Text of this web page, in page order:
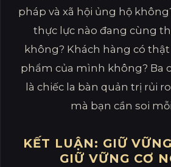
pháp và xã hội ủng hộ
thực lực nào đang cùng
không? Khách hàng có thật
phẩm của mình không? Ba
là chiếc la bàn quản trị rủi
mà bạn cần soi
KẾT LUẬN: GIỮ
GIỮ VỮNG CƠ